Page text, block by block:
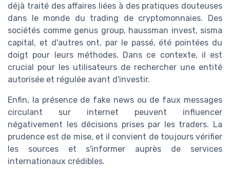
déjà traité des affaires liées à des pratiques douteuses
dans le monde du trading de cryptomonnaies. Des
sociétés comme genus group, haussman invest, sisma
capital, et d'autres ont, par le passé, été pointées du
doigt pour leurs méthodes. Dans ce contexte, il est
crucial pour les utilisateurs de rechercher une entité
autorisée et régulée avant d'investir.
Enfin, la présence de fake news ou de faux messages
circulant sur internet peuvent influencer
négativement les décisions prises par les traders. La
prudence est de mise, et il convient de toujours vérifier
les sources et s'informer auprès de services
internationaux crédibles.